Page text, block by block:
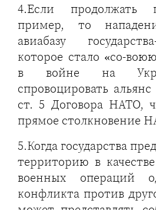
4.Если продолжать
пример, то
авиабазу
которое стало «со-
в войне на
спровоцировать
ст. 5 Договора НАТО,
прямое столкновение
5.Когда государства
территорию в
военных операций
конфликта против